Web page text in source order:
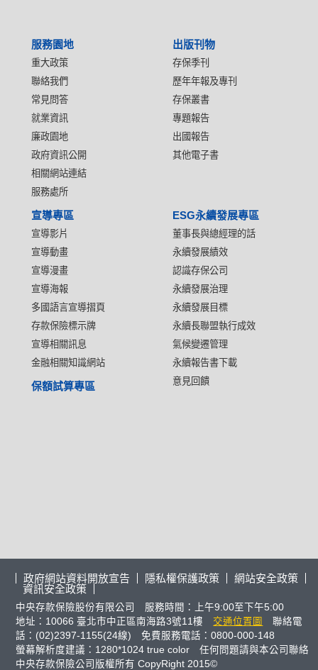
服務園地
重大政策
聯絡我們
常見問答
就業資訊
廉政園地
政府資訊公開
相關網站連結
服務處所
出版刊物
存保季刊
歷年年報及專刊
存保叢書
專題報告
出國報告
其他電子書
宣導專區
宣導影片
宣導動畫
宣導漫畫
宣導海報
多國語言宣導摺頁
存款保險標示牌
宣導相關訊息
金融相關知識網站
ESG永續發展專區
董事長與總經理的話
永續發展績效
認識存保公司
永續發展治理
永續發展目標
永續長聯盟執行成效
氣候變遷管理
永續報告書下載
意見回饋
保額試算專區
政府網站資料開放宣告 隱私權保護政策
網站安全政策
資訊安全政策
中央存款保險股份有限公司 服務時間：上午9:00至下午5:00
地址：10066 臺北市中正區南海路3號11樓
交通位置圖
聯絡電
話：(02)2397-1155(24線) 免費服務電話：0800-000-148
螢幕解析度建議：1280*1024 true color 任何問題請與本公司聯絡
中央存款保險公司版權所有 CopyRight 2015©